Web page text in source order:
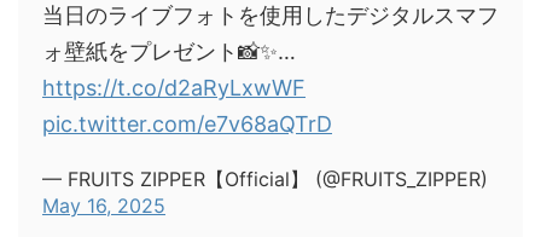
当日のライブフォトを使用したデジタルスマフ
ォ壁紙をプレゼント📸✨…
https://t.co/d2aRyLxwWF
pic.twitter.com/e7v68aQTrD
— FRUITS ZIPPER【Official】 (@FRUITS_ZIPPER)
May 16, 2025